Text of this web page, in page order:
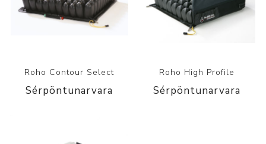
Roho Contour Select
Sérpöntunarvara
Roho High Profile
Sérpöntunarvara